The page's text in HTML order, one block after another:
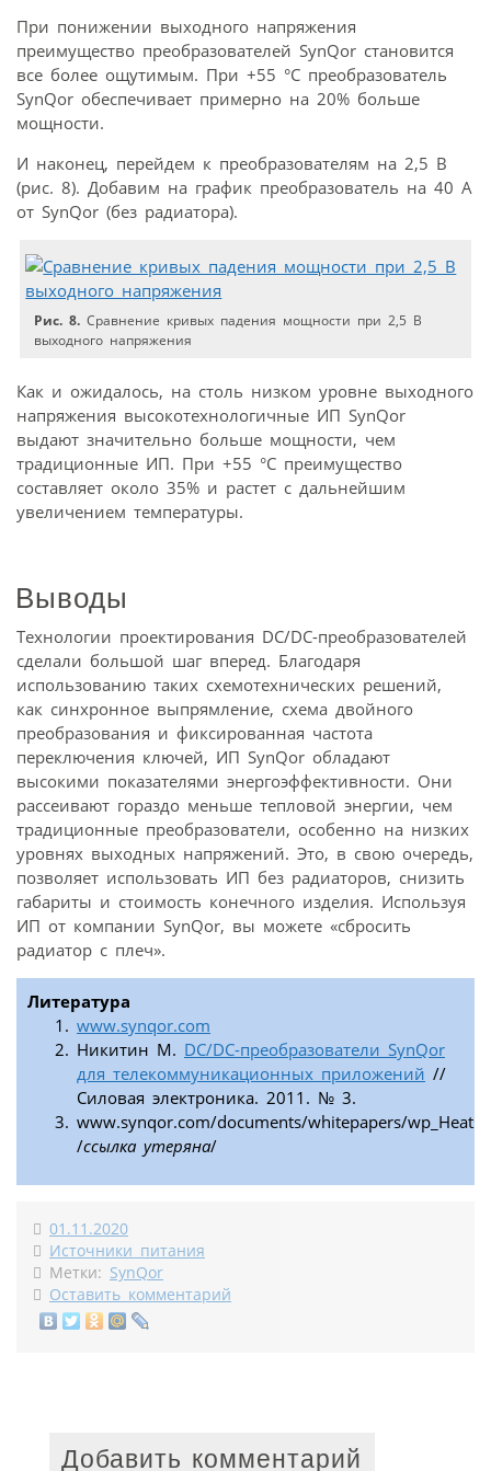
При понижении выходного напряжения
преимущество преобразователей SynQor становится
все более ощутимым. При +55 °С преобразователь
SynQor обеспечивает примерно на 20% больше
мощности.
И наконец, перейдем к преобразователям на 2,5 В
(рис. 8). Добавим на график преобразователь на 40 А
от SynQor (без радиатора).
Рис. 8. Сравнение кривых падения мощности при 2,5 В
выходного напряжения
Как и ожидалось, на столь низком уровне выходного
напряжения высокотехнологичные ИП SynQor
выдают значительно больше мощности, чем
традиционные ИП. При +55 °С преимущество
составляет около 35% и растет с дальнейшим
увеличением температуры.
Выводы
Технологии проектирования DC/DC-преобразователей
сделали большой шаг вперед. Благодаря
использованию таких схемотехнических решений,
как синхронное выпрямление, схема двойного
преобразования и фиксированная частота
переключения ключей, ИП SynQor обладают
высокими показателями энергоэффективности. Они
рассеивают гораздо меньше тепловой энергии, чем
традиционные преобразователи, особенно на низких
уровнях выходных напряжений. Это, в свою очередь,
позволяет использовать ИП без радиаторов, снизить
габариты и стоимость конечного изделия. Используя
ИП от компании SynQor, вы можете «сбросить
радиатор с плеч».
Литература
www.synqor.com
Никитин М. DC/DC-преобразователи SynQor
для телекоммуникационных приложений //
Силовая электроника. 2011. № 3.
www.synqor.com/documents/whitepapers/
/ссылка утеряна/
01.11.2020
Источники питания
Метки: SynQor
Оставить комментарий
Добавить комментарий